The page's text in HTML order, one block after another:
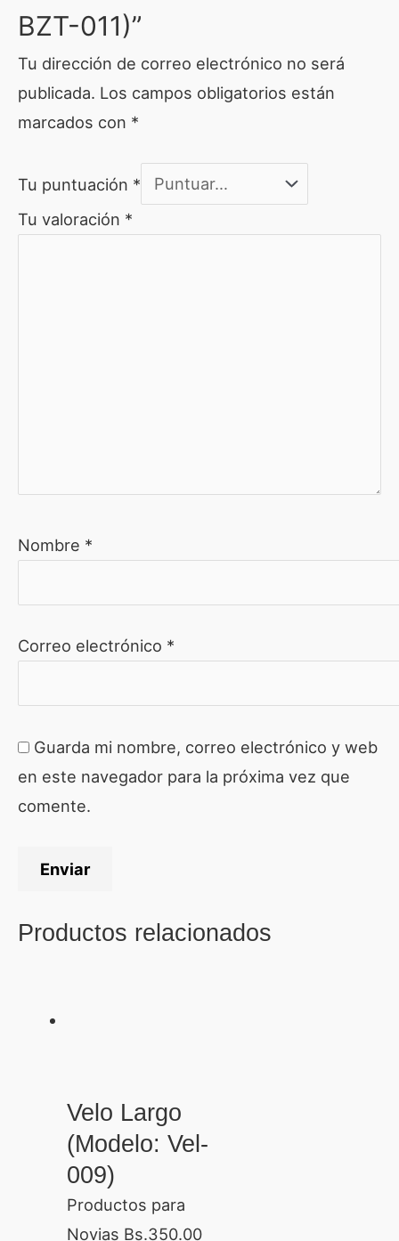
BZT-011)”
Tu dirección de correo electrónico no será
publicada. Los campos obligatorios están
marcados con *
Tu puntuación *
Tu valoración *
Nombre *
Correo electrónico *
Guarda mi nombre, correo electrónico y web
en este navegador para la próxima vez que
comente.
Productos relacionados
Velo Largo
(Modelo: Vel-
009)
Productos para
Novias Bs.350.00